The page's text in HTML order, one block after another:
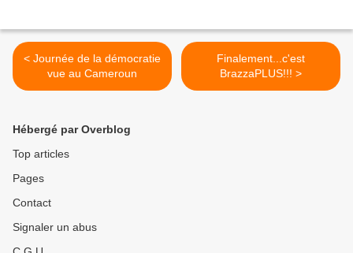
< Journée de la démocratie
vue au Cameroun
Finalement...c'est
BrazzaPLUS!!! >
Hébergé par Overblog
Top articles
Pages
Contact
Signaler un abus